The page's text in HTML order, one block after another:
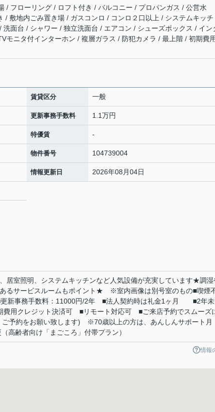
/ フローリング / ロフト付き / バルコニー / プロパンガス / 公営水
/ 敷地内ごみ置き場 / ガスコンロ / コンロ２口以上 / システムキッチ
洗面台 / シャワー / 独立洗面台 / エアコン / シューズボックス / イン
モニタ付インターホン / 複層ガラス / 防犯カメラ / 最上階 / 初期費
賃貸区分 一般
更新事務手数料 1.1万円
特優賃 -
物件番号 104739004
情報更新日 2026年08月04日
室照明、システムキッチンなど人気設備が充実しています★調湿
るサービスルームもポイント★ ※室内画像は別号室のもの■喫煙
新事務手数料：11000円/2年 ■法人契約時は礼金1ヶ月 ■2年
用クレジット決済可 ■リモート対応可 ■ご来店予約でスムーズ
ご予約をお願い致します) ※70歳以上の方は、あんしんサポート月
高齢者向け「まごころ」付帯プラン）
情報